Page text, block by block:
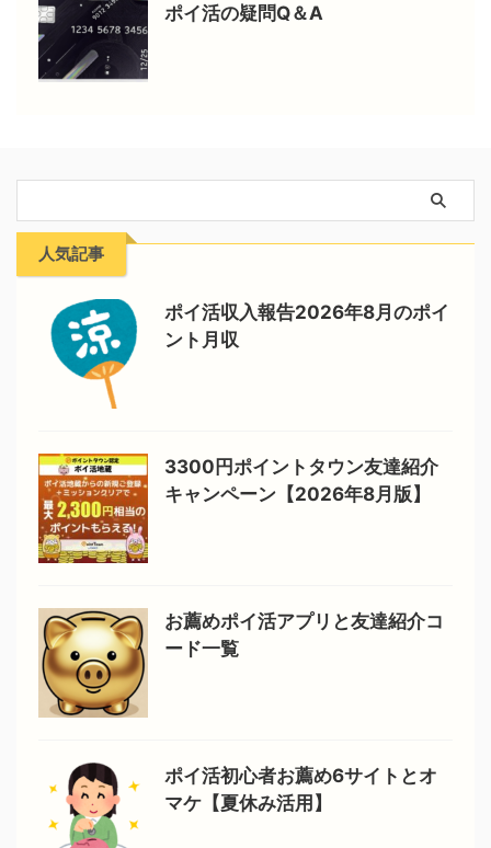
ポイ活の疑問Q＆A
人気記事
ポイ活収入報告2026年8月のポイ
ント月収
3300円ポイントタウン友達紹介
キャンペーン【2026年8月版】
お薦めポイ活アプリと友達紹介コ
ード一覧
ポイ活初心者お薦め6サイトとオ
マケ【夏休み活用】